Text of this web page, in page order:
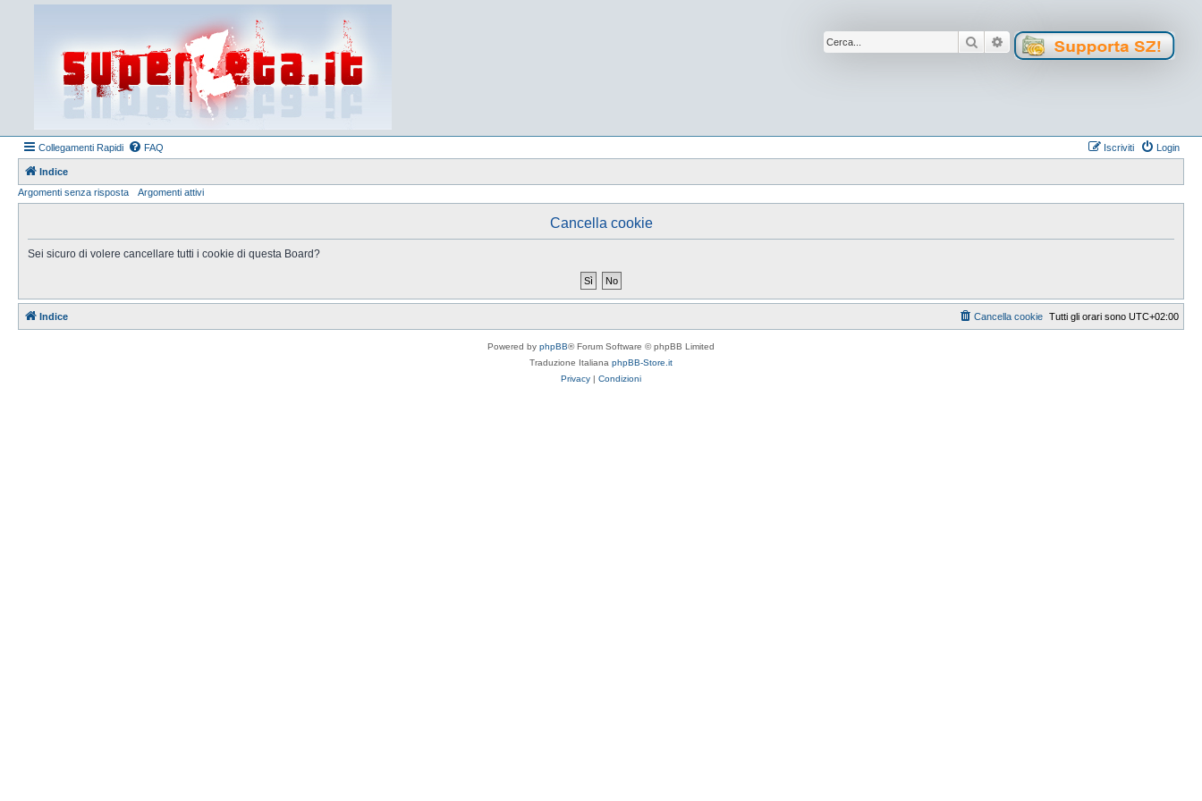
Cerca Ricerca avanzata
Collegamenti Rapidi FAQ Login
Iscriviti
Indice
Argomenti senza risposta
Argomenti attivi
Cancella cookie
Sei sicuro di volere cancellare tutti i cookie di questa Board?
Indice Tutti gli orari sono UTC+02:00
Cancella cookie
Powered by phpBB® Forum Software © phpBB Limited
Traduzione Italiana phpBB-Store.it
Privacy | Condizioni